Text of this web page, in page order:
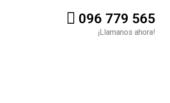
096 779 565
¡Llamanos ahora!